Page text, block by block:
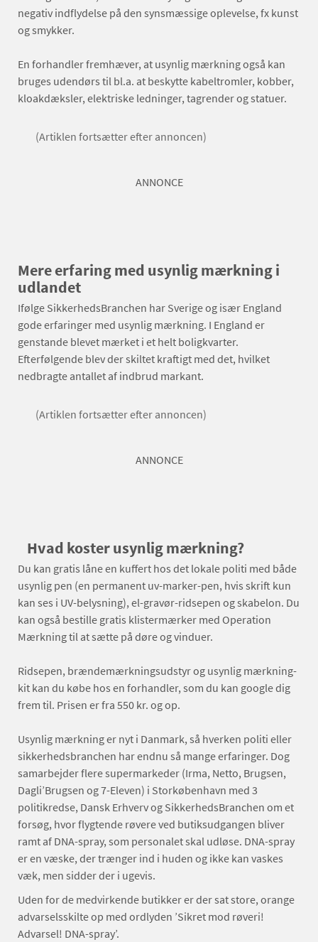
negativ indflydelse på den synsmæssige oplevelse, fx kunst
og smykker.
En forhandler fremhæver, at usynlig mærkning også kan
bruges udendørs til bl.a. at beskytte kabeltromler, kobber,
kloakdæksler, elektriske ledninger, tagrender og statuer.
(Artiklen fortsætter efter annoncen)
ANNONCE
Mere erfaring med usynlig mærkning i
udlandet
Ifølge SikkerhedsBranchen har Sverige og især England
gode erfaringer med usynlig mærkning. I England er
genstande blevet mærket i et helt boligkvarter.
Efterfølgende blev der skiltet kraftigt med det, hvilket
nedbragte antallet af indbrud markant.
(Artiklen fortsætter efter annoncen)
ANNONCE
Hvad koster usynlig mærkning?
Du kan gratis låne en kuffert hos det lokale politi med både
usynlig pen (en permanent uv-marker-pen, hvis skrift kun
kan ses i UV-belysning), el-gravør-ridsepen og skabelon. Du
kan også bestille gratis klistermærker med Operation
Mærkning til at sætte på døre og vinduer.
Ridsepen, brændemærkningsudstyr og usynlig mærkning-
kit kan du købe hos en forhandler, som du kan google dig
frem til. Prisen er fra 550 kr. og op.
Usynlig mærkning er nyt i Danmark, så hverken politi eller
sikkerhedsbranchen har endnu så mange erfaringer. Dog
samarbejder flere supermarkeder (Irma, Netto, Brugsen,
Dagli’Brugsen og 7-Eleven) i Storkøbenhavn med 3
politikredse, Dansk Erhverv og SikkerhedsBranchen om et
forsøg, hvor flygtende røvere ved butiksudgangen bliver
ramt af DNA-spray, som personalet skal udløse. DNA-spray
er en væske, der trænger ind i huden og ikke kan vaskes
væk, men sidder der i ugevis.
Uden for de medvirkende butikker er der sat store, orange
advarselsskilte op med ordlyden ’Sikret mod røveri!
Advarsel! DNA-spray’.